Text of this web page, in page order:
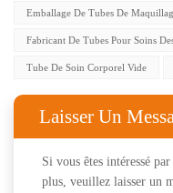
Emballage De Tubes De
Fabricant De Tubes Pour Soins
Tube De Soin Corporel Vide
Laisser Un
Si vous êtes intéressé
plus, veuillez laisser un